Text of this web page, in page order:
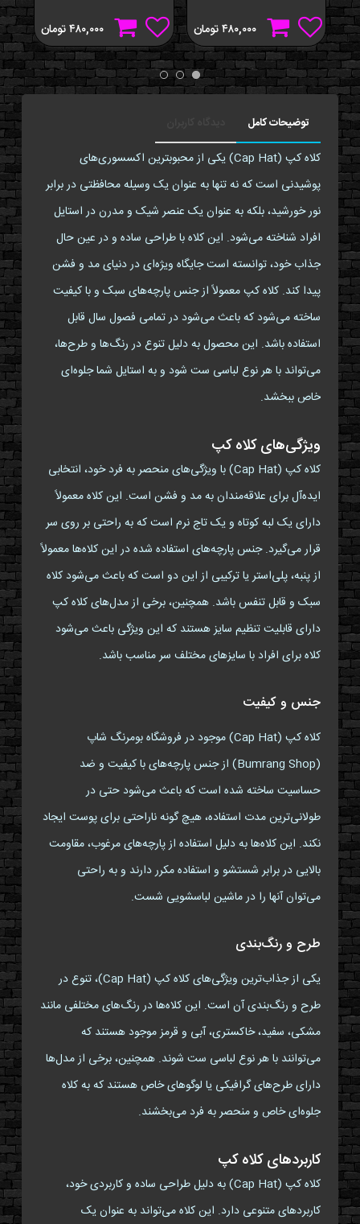
۴۸۰,۰۰۰تومان ۴۸۰,۰۰۰تومان
توضیحات کامل
کلاه کپ (Cap Hat) یکی از محبوبترین اکسسوری‌های
پوشیدنی است که نه تنها به عنوان یک وسیله محافظتی در برابر
نور خورشید، بلکه به عنوان یک عنصر شیک و مدرن در استایل
افراد شناخته می‌شود. این کلاه با طراحی ساده و در عین حال
جذاب خود، توانسته است جایگاه ویژه‌ای در دنیای مد و فشن
پیدا کند. کلاه کپ معمولاً از جنس پارچه‌های سبک و با کیفیت
ساخته می‌شود که باعث می‌شود در تمامی فصول سال قابل
استفاده باشد. این محصول به دلیل تنوع در رنگ‌ها و طرح‌ها،
می‌تواند با هر نوع لباسی ست شود و به استایل شما جلوه‌ای
خاص ببخشد.
ویژگی‌های کلاه کپ
کلاه کپ (Cap Hat) با ویژگی‌های منحصر به فرد خود، انتخابی
ایده‌آل برای علاقه‌مندان به مد و فشن است. این کلاه معمولاً
دارای یک لبه کوتاه و یک تاج نرم است که به راحتی بر روی سر
قرار می‌گیرد. جنس پارچه‌های استفاده شده در این کلاه‌ها معمولاً
از پنبه، پلی‌استر یا ترکیبی از این دو است که باعث می‌شود کلاه
سبک و قابل تنفس باشد. همچنین، برخی از مدل‌های کلاه کپ
دارای قابلیت تنظیم سایز هستند که این ویژگی باعث می‌شود
کلاه برای افراد با سایزهای مختلف سر مناسب باشد.
جنس و کیفیت
کلاه کپ (Cap Hat) موجود در فروشگاه بومرنگ شاپ
(Bumrang Shop) از جنس پارچه‌های با کیفیت و ضد
حساسیت ساخته شده است که باعث می‌شود حتی در
طولانی‌ترین مدت استفاده، هیچ گونه ناراحتی برای پوست ایجاد
نکند. این کلاه‌ها به دلیل استفاده از پارچه‌های مرغوب، مقاومت
بالایی در برابر شستشو و استفاده مکرر دارند و به راحتی
می‌توان آنها را در ماشین لباسشویی شست.
طرح و رنگ‌بندی
یکی از جذاب‌ترین ویژگی‌های کلاه کپ (Cap Hat)، تنوع در
طرح و رنگ‌بندی آن است. این کلاه‌ها در رنگ‌های مختلفی مانند
مشکی، سفید، خاکستری، آبی و قرمز موجود هستند که
می‌توانند با هر نوع لباسی ست شوند. همچنین، برخی از مدل‌ها
دارای طرح‌های گرافیکی یا لوگوهای خاص هستند که به کلاه
جلوه‌ای خاص و منحصر به فرد می‌بخشند.
کاربردهای کلاه کپ
کلاه کپ (Cap Hat) به دلیل طراحی ساده و کاربردی خود،
کاربردهای متنوعی دارد. این کلاه می‌تواند به عنوان یک